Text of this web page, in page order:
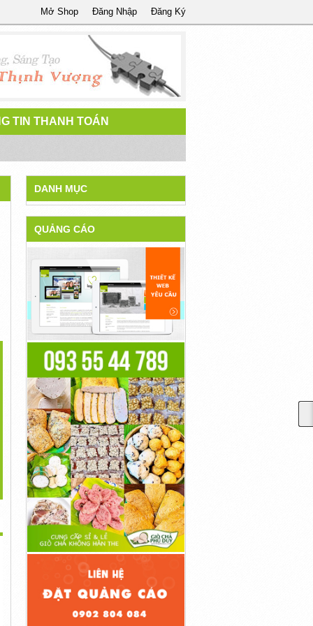
Đăng Ký
Đăng Nhập
Mở Shop
TIN THANH TOÁN
GHẾ MASSAGE
LS-599 -
SALE...
56,000,000đ
Ghế Massage Lifesport
Ls-350Plus -...
56,000,000đ
>
DANH MỤC
QUẢNG CÁO